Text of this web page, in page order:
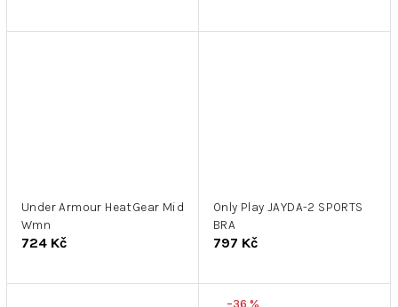
Under Armour HeatGear Mid
Wmn
724 Kč
Only Play JAYDA-2 SPORTS
BRA
797 Kč
–36 %